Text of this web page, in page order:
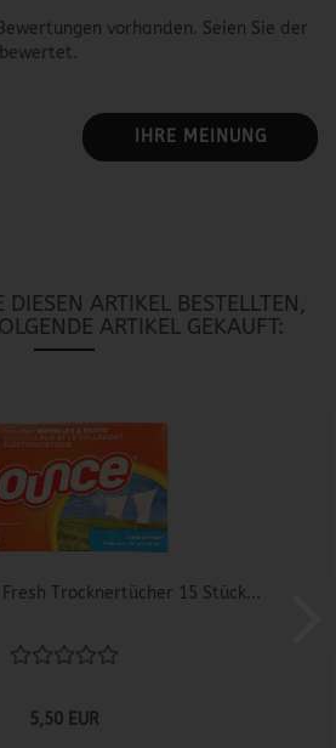
vorhanden. Seien Sie der
IHRE MEINUNG
ARTIKEL BESTELLTEN,
ARTIKEL GEKAUFT:
Trocknertücher 15 Stück...
5,50 EUR